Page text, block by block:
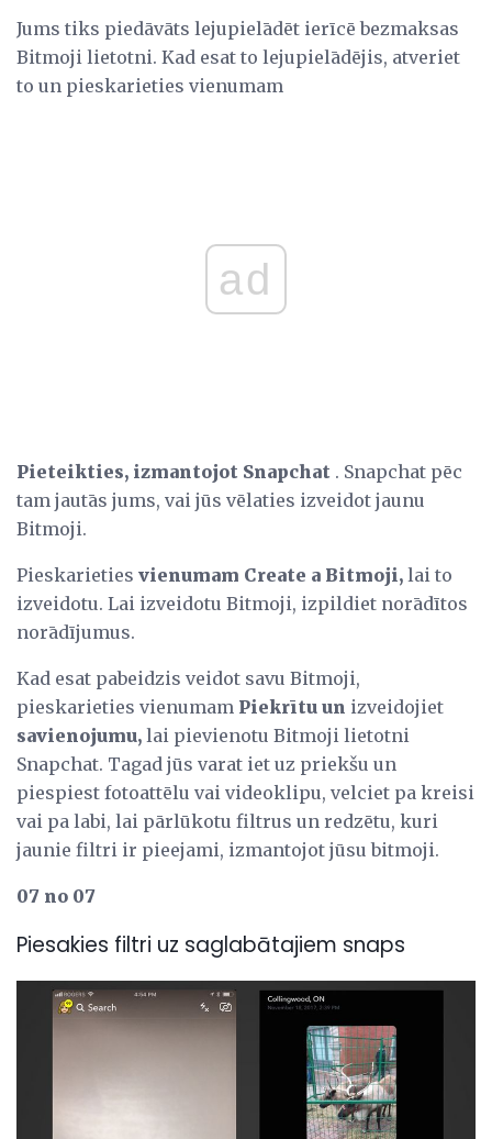
Jums tiks piedāvāts lejupielādēt ierīcē bezmaksas
Bitmoji lietotni. Kad esat to lejupielādējis, atveriet
to un pieskarieties vienumam
ad
Pieteikties, izmantojot Snapchat . Snapchat pēc
tam jautās jums, vai jūs vēlaties izveidot jaunu
Bitmoji.
Pieskarieties vienumam Create a Bitmoji, lai to
izveidotu. Lai izveidotu Bitmoji, izpildiet norādītos
norādījumus.
Kad esat pabeidzis veidot savu Bitmoji,
pieskarieties vienumam Piekrītu un izveidojiet
savienojumu, lai pievienotu Bitmoji lietotni
Snapchat. Tagad jūs varat iet uz priekšu un
piespiest fotoattēlu vai videoklipu, velciet pa kreisi
vai pa labi, lai pārlūkotu filtrus un redzētu, kuri
jaunie filtri ir pieejami, izmantojot jūsu bitmoji.
07 no 07
Piesakies filtri uz saglabātajiem snaps